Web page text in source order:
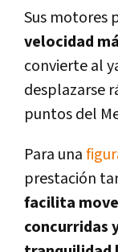
Sus motores
velocidad
convierte al
desplazarse
puntos del
Para una
prestación
facilita
concurridas